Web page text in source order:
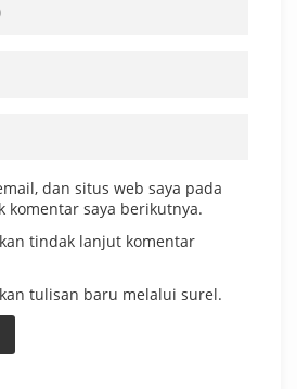
dan situs web saya pada
komentar saya berikutnya.
tindak lanjut komentar
tulisan baru melalui surel.